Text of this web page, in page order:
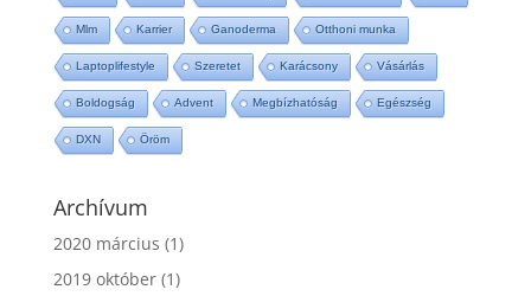
Mlm Karrier Ganoderma Otthoni munka
Laptoplifestyle Szeretet Karácsony Vásárlás
Boldogság Advent Megbízhatóság Egészség
DXN Öröm
Archívum
2020 március (1)
2019 október(1)